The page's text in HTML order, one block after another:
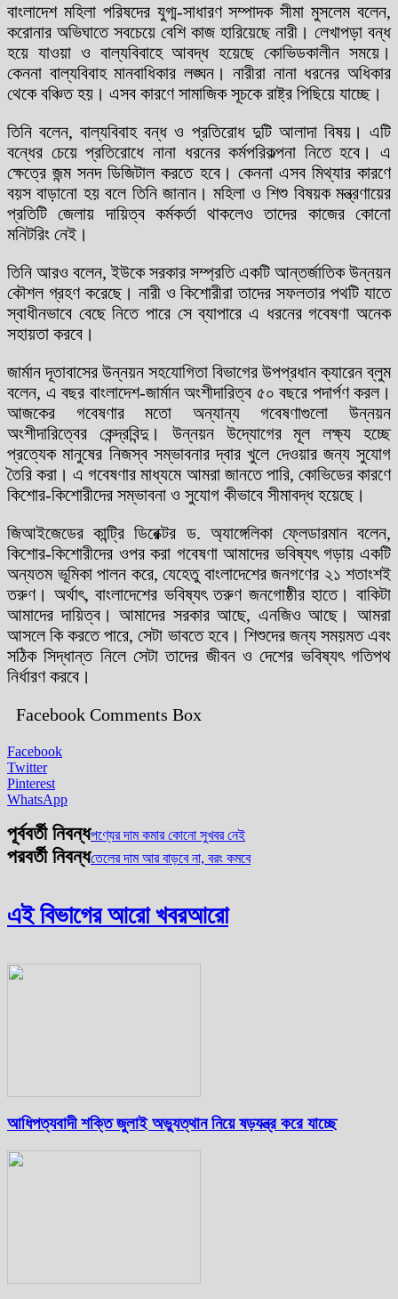
বাংলাদেশ মহিলা পরিষদের যুগ্ম-সাধারণ সম্পাদক সীমা মুসলেম বলেন,
করোনার অভিঘাতে সবচেয়ে বেশি কাজ হারিয়েছে নারী। লেখাপড়া বন্ধ
হয়ে যাওয়া ও বাল্যবিবাহে আবদ্ধ হয়েছে কোভিডকালীন সময়ে।
কেননা বাল্যবিবাহ মানবাধিকার লঙ্ঘন। নারীরা নানা ধরনের অধিকার
থেকে বঞ্চিত হয়। এসব কারণে সামাজিক সূচকে রাষ্ট্র পিছিয়ে যাচ্ছে।
তিনি বলেন, বাল্যবিবাহ বন্ধ ও প্রতিরোধ দুটি আলাদা বিষয়। এটি
বন্ধের চেয়ে প্রতিরোধে নানা ধরনের কর্মপরিকল্পনা নিতে হবে। এ
ক্ষেত্রে জন্ম সনদ ডিজিটাল করতে হবে। কেননা এসব মিথ্যার কারণে
বয়স বাড়ানো হয় বলে তিনি জানান। মহিলা ও শিশু বিষয়ক মন্ত্রণায়ের
প্রতিটি জেলায় দায়িত্ব কর্মকর্তা থাকলেও তাদের কাজের কোনো
মনিটরিং নেই।
তিনি আরও বলেন, ইউকে সরকার সম্প্রতি একটি আন্তর্জাতিক উন্নয়ন
কৌশল গ্রহণ করেছে। নারী ও কিশোরীরা তাদের সফলতার পথটি যাতে
স্বাধীনভাবে বেছে নিতে পারে সে ব্যাপারে এ ধরনের গবেষণা অনেক
সহায়তা করবে।
জার্মান দূতাবাসের উন্নয়ন সহযোগিতা বিভাগের উপপ্রধান ক্যারেন ব্লুম
বলেন, এ বছর বাংলাদেশ-জার্মান অংশীদারিত্ব ৫০ বছরে পদার্পণ করল।
আজকের গবেষণার মতো অন্যান্য গবেষণাগুলো উন্নয়ন
অংশীদারিত্বের কেন্দ্রবিন্দু। উন্নয়ন উদ্যোগের মূল লক্ষ্য হচ্ছে
প্রত্যেক মানুষের নিজস্ব সম্ভাবনার দ্বার খুলে দেওয়ার জন্য সুযোগ
তৈরি করা। এ গবেষণার মাধ্যমে আমরা জানতে পারি, কোভিডের কারণে
কিশোর-কিশোরীদের সম্ভাবনা ও সুযোগ কীভাবে সীমাবদ্ধ হয়েছে।
জিআইজেডের কান্ট্রি ডিরেক্টর ড. অ্যাঙ্গেলিকা ফ্লেডারমান বলেন,
কিশোর-কিশোরীদের ওপর করা গবেষণা আমাদের ভবিষ্যৎ গড়ায় একটি
অন্যতম ভূমিকা পালন করে, যেহেতু বাংলাদেশের জনগণের ২১ শতাংশই
তরুণ। অর্থাৎ, বাংলাদেশের ভবিষ্যৎ তরুণ জনগোষ্ঠীর হাতে। বাকিটা
আমাদের দায়িত্ব। আমাদের সরকার আছে, এনজিও আছে। আমরা
আসলে কি করতে পারে, সেটা ভাবতে হবে। শিশুদের জন্য সময়মত এবং
সঠিক সিদ্ধান্ত নিলে সেটা তাদের জীবন ও দেশের ভবিষ্যৎ গতিপথ
নির্ধারণ করবে।
Facebook Comments Box
Facebook
Twitter
Pinterest
WhatsApp
পূর্ববর্তী নিবন্ধপণ্যের দাম কমার কোনো সুখবর নেই
পরবর্তী নিবন্ধতেলের দাম আর বাড়বে না, বরং কমবে
এই বিভাগের আরো খবরআরো
আধিপত্যবাদী শক্তি জুলাই অভ্যুত্থান নিয়ে ষড়যন্ত্র করে যাচ্ছে